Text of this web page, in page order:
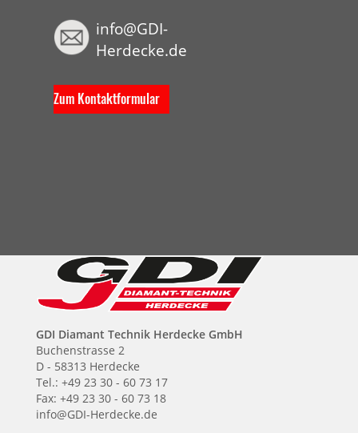
info@GDI-
Herdecke.de
Zum Kontaktformular
GDI Diamant Technik Herdecke GmbH
Buchenstrasse 2
D - 58313 Herdecke
Tel.: +49 23 30 - 60 73 17
Fax: +49 23 30 - 60 73 18
info@GDI-Herdecke.de